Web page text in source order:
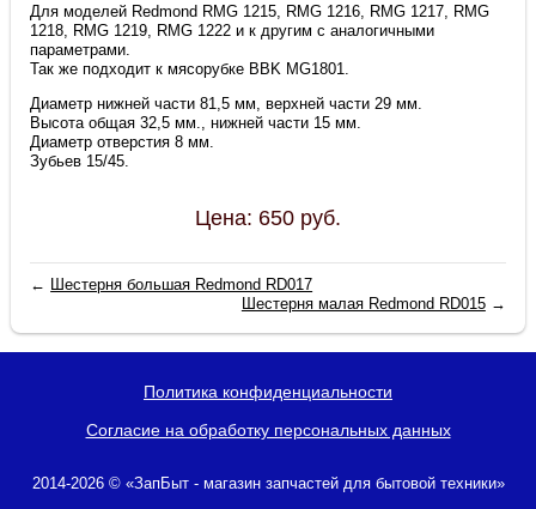
Для моделей Redmond RMG 1215, RMG 1216, RMG 1217, RMG
1218, RMG 1219, RMG 1222 и к другим с аналогичными
параметрами.
Так же подходит к мясорубке BBK MG1801.
Диаметр нижней части 81,5 мм, верхней части 29 мм.
Высота общая 32,5 мм., нижней части 15 мм.
Диаметр отверстия 8 мм.
Зубьев 15/45.
Цена: 650 руб.
← Шестерня большая Redmond RD017
Шестерня малая Redmond RD015→
Политика конфиденциальности
Согласие на обработку персональных данных
2014-2026 © «ЗапБыт - магазин запчастей для бытовой техники»